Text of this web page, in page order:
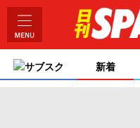
サブスク 新着